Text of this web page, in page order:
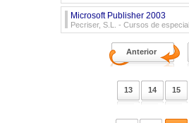
Microsoft Publisher 2003
Pecriser, S.L. - Cursos de
Anterior
13 14 15